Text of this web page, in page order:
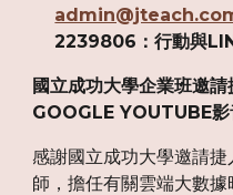
2239806：行動與
國立成功大學企業班邀
GOOGLE YOUTUBE影
感謝國立成功大學邀請
師，擔任有關雲端大數